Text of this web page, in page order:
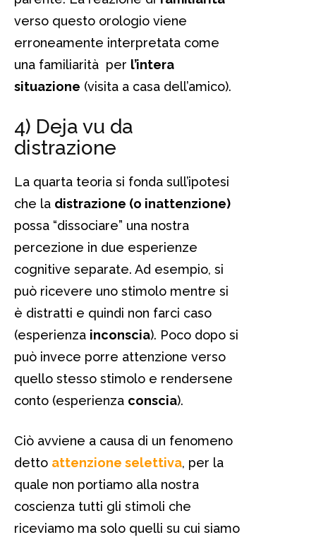
verso questo orologio viene
erroneamente interpretata come
una familiarità per l’intera
situazione (visita a casa dell’amico).
4) Deja vu da
distrazione
La quarta teoria si fonda sull’ipotesi
che la distrazione (o inattenzione)
possa “dissociare” una nostra
percezione in due esperienze
cognitive separate. Ad esempio, si
può ricevere uno stimolo mentre si
è distratti e quindi non farci caso
(esperienza inconscia). Poco dopo si
può invece porre attenzione verso
quello stesso stimolo e rendersene
conto (esperienza conscia).
Ciò avviene a causa di un fenomeno
detto attenzione selettiva, per la
quale non portiamo alla nostra
coscienza tutti gli stimoli che
riceviamo ma solo quelli su cui siamo